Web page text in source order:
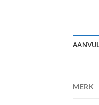
MERK